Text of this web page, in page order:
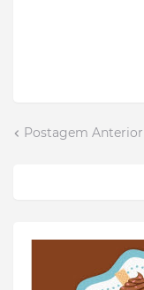
Postagem Anterior